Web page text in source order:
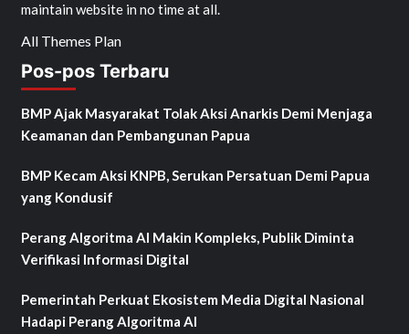
maintain website in no time at all.
All Themes Plan
Pos-pos Terbaru
BMP Ajak Masyarakat Tolak Aksi Anarkis Demi Menjaga
Keamanan dan Pembangunan Papua
BMP Kecam Aksi KNPB, Serukan Persatuan Demi Papua
yang Kondusif
Perang Algoritma AI Makin Kompleks, Publik Diminta
Verifikasi Informasi Digital
Pemerintah Perkuat Ekosistem Media Digital Nasional
Hadapi Perang Algoritma AI